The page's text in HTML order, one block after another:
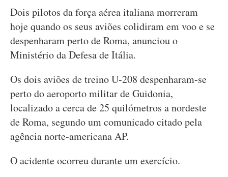
Dois pilotos da força aérea italiana morreram
hoje quando os seus aviões colidiram em voo e se
despenharam perto de Roma, anunciou o
Ministério da Defesa de Itália.
Os dois aviões de treino U-208 despenharam-se
perto do aeroporto militar de Guidonia,
localizado a cerca de 25 quilómetros a nordeste
de Roma, segundo um comunicado citado pela
agência norte-americana AP.
O acidente ocorreu durante um exercício.